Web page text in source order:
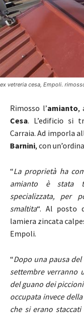
ex vetreria cesa, Empoli.
Rimosso l’amianto,
Cesa. L’edificio si
Carraia. Ad imporla
Barnini, con
“La proprietà ha
amianto è stata
specializzata, per
smaltita“. Al posto
lamiera zincata
Empoli.
“Dopo una pausa
settembre verranno
del guano dei
occupata invece
che si erano